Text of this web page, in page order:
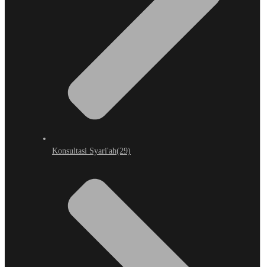
Konsultasi Syari'ah(29)